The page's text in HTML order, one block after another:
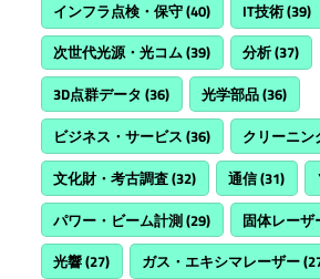
インフラ点検・保守(40) IT技術(39)
次世代光源・光コム(39) 分析(37)
3D点群データ (36) 光学部品(36)
ビジネス・サービス (36) クリーニン
文化財・考古調査(32) 通信(31)
パワー・ビーム計測(29) 固体レーザ
光響(27) ガス・エキシマレーザー